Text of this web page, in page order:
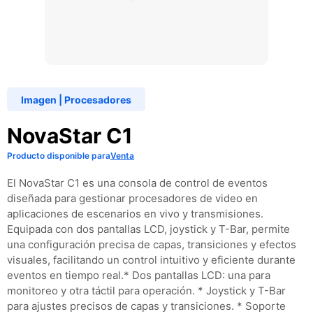
Imagen Procesadores
NovaStar C1
Producto disponible paraVenta
El NovaStar C1 es una consola de control de eventos
diseñada para gestionar procesadores de video en
aplicaciones de escenarios en vivo y transmisiones.
Equipada con dos pantallas LCD, joystick y T-Bar, permite
una configuración precisa de capas, transiciones y efectos
visuales, facilitando un control intuitivo y eficiente durante
eventos en tiempo real.​ * Dos pantallas LCD: una para
monitoreo y otra táctil para operación. * Joystick y T-Bar
para ajustes precisos de capas y transiciones. * Soporte